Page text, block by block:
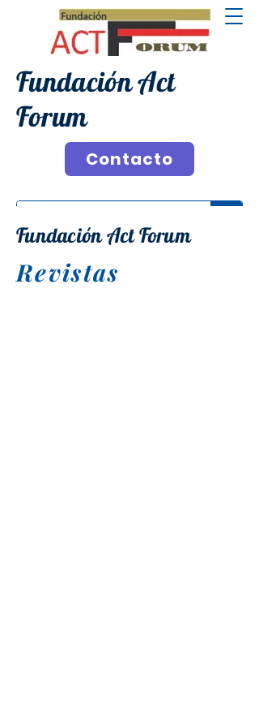
Fundación Act
Forum
Contacto
Fundación Act Forum
Revistas